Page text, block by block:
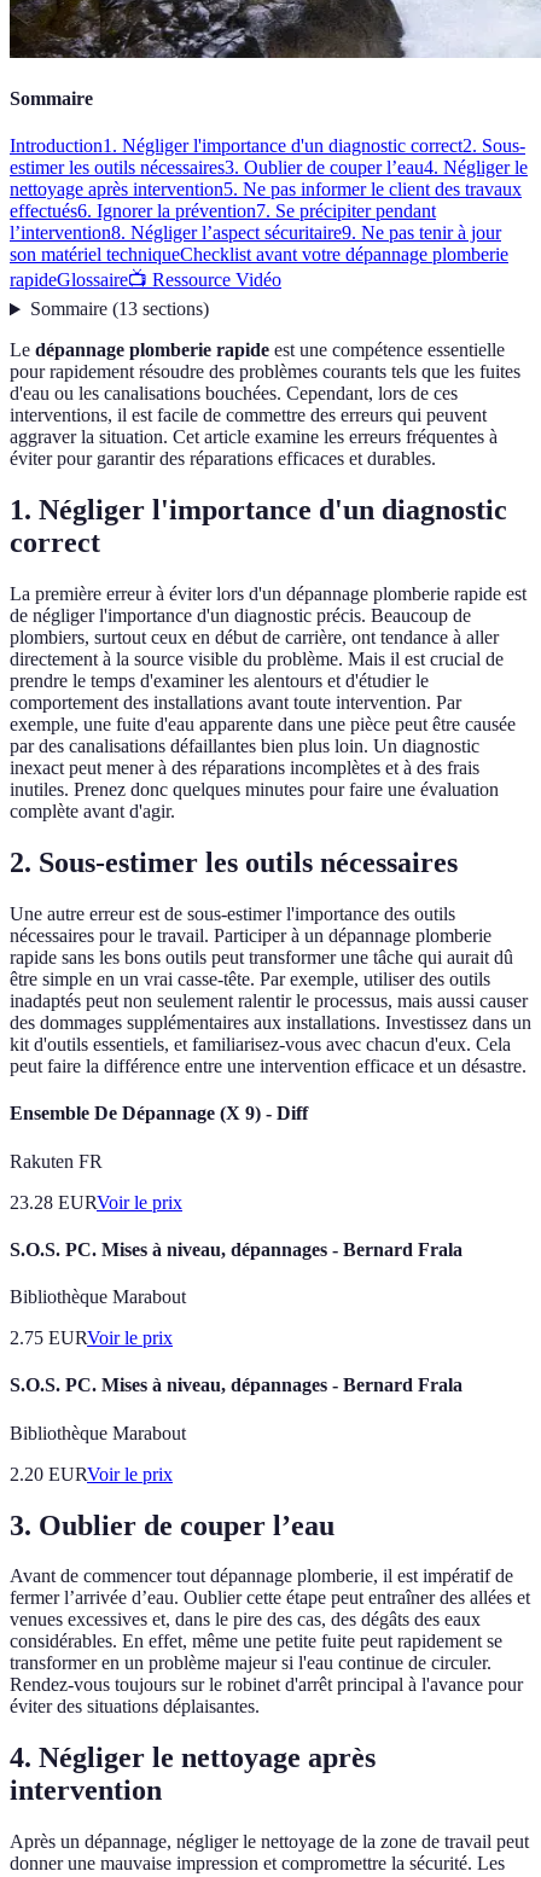
Sommaire
Introduction1. Négliger l'importance d'un diagnostic correct2. Sous-
estimer les outils nécessaires3. Oublier de couper l’eau4. Négliger le
nettoyage après intervention5. Ne pas informer le client des travaux
effectués6. Ignorer la prévention7. Se précipiter pendant
l’intervention8. Négliger l’aspect sécuritaire9. Ne pas tenir à jour
son matériel techniqueChecklist avant votre dépannage plomberie
rapideGlossaire📺 Ressource Vidéo
Sommaire(13 sections)
Le dépannage plomberie rapide est une compétence essentielle
pour rapidement résoudre des problèmes courants tels que les fuites
d'eau ou les canalisations bouchées. Cependant, lors de ces
interventions, il est facile de commettre des erreurs qui peuvent
aggraver la situation. Cet article examine les erreurs fréquentes à
éviter pour garantir des réparations efficaces et durables.
1. Négliger l'importance d'un diagnostic
correct
La première erreur à éviter lors d'un dépannage plomberie rapide est
de négliger l'importance d'un diagnostic précis. Beaucoup de
plombiers, surtout ceux en début de carrière, ont tendance à aller
directement à la source visible du problème. Mais il est crucial de
prendre le temps d'examiner les alentours et d'étudier le
comportement des installations avant toute intervention. Par
exemple, une fuite d'eau apparente dans une pièce peut être causée
par des canalisations défaillantes bien plus loin. Un diagnostic
inexact peut mener à des réparations incomplètes et à des frais
inutiles. Prenez donc quelques minutes pour faire une évaluation
complète avant d'agir.
2. Sous-estimer les outils nécessaires
Une autre erreur est de sous-estimer l'importance des outils
nécessaires pour le travail. Participer à un dépannage plomberie
rapide sans les bons outils peut transformer une tâche qui aurait dû
être simple en un vrai casse-tête. Par exemple, utiliser des outils
inadaptés peut non seulement ralentir le processus, mais aussi causer
des dommages supplémentaires aux installations. Investissez dans un
kit d'outils essentiels, et familiarisez-vous avec chacun d'eux. Cela
peut faire la différence entre une intervention efficace et un désastre.
Ensemble De Dépannage (X 9) - Diff
Rakuten FR
23.28 EURVoir le prix
S.O.S. PC. Mises à niveau, dépannages - Bernard Frala
Bibliothèque Marabout
2.75 EURVoir le prix
S.O.S. PC. Mises à niveau, dépannages - Bernard Frala
Bibliothèque Marabout
2.20 EURVoir le prix
3. Oublier de couper l’eau
Avant de commencer tout dépannage plomberie, il est impératif de
fermer l’arrivée d’eau. Oublier cette étape peut entraîner des allées et
venues excessives et, dans le pire des cas, des dégâts des eaux
considérables. En effet, même une petite fuite peut rapidement se
transformer en un problème majeur si l'eau continue de circuler.
Rendez-vous toujours sur le robinet d'arrêt principal à l'avance pour
éviter des situations déplaisantes.
4. Négliger le nettoyage après
intervention
Après un dépannage, négliger le nettoyage de la zone de travail peut
donner une mauvaise impression et compromettre la sécurité. Les